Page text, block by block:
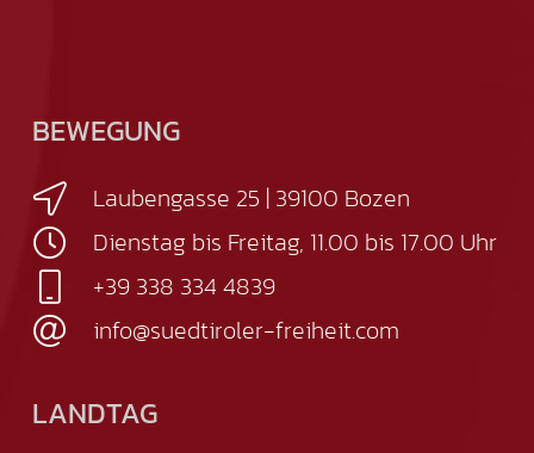
BEWEGUNG
Laubengasse 25 | 39100 Bozen
Dienstag bis Freitag, 11.00 bis 17.00 Uhr
+39 338 334 4839
info@suedtiroler-freiheit.com
LANDTAG